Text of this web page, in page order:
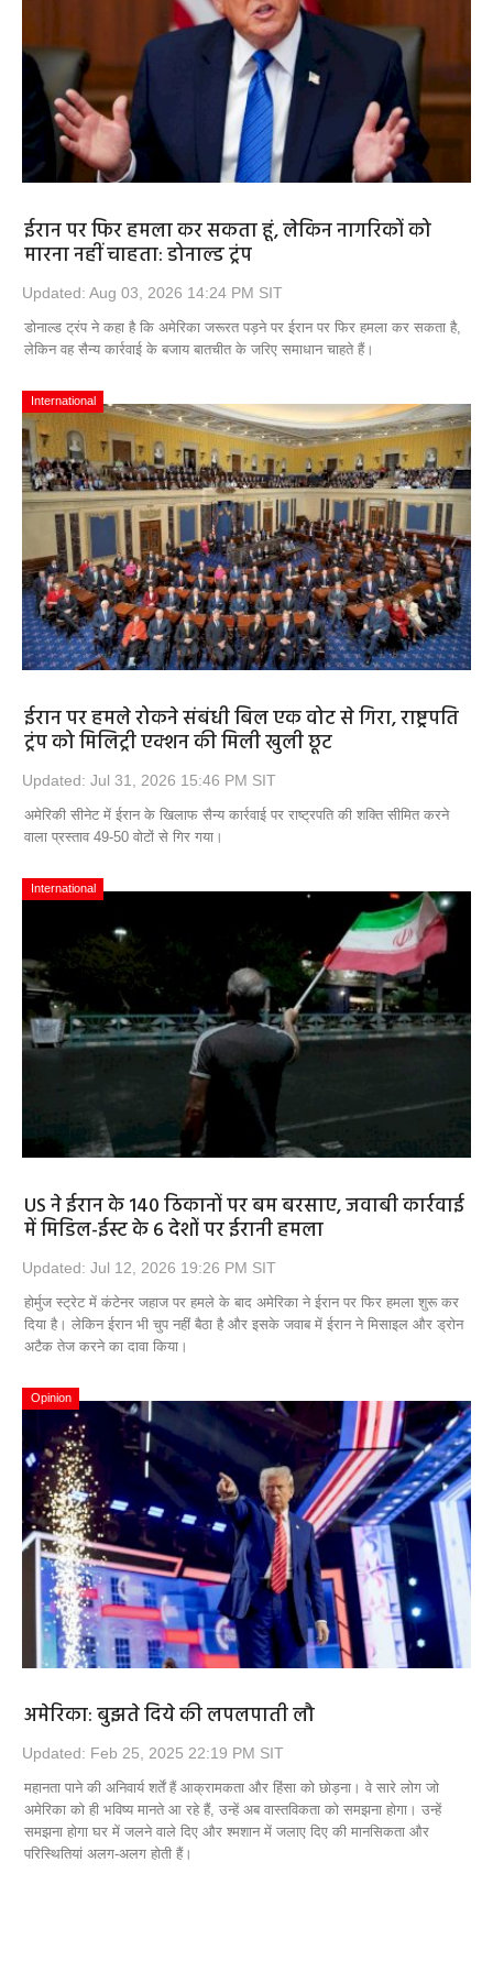
Health & Lifestyle
Photo Gallery
Home
ईरान पर फिर हमला कर सकता हूं, लेकिन नागरिकों को
मारना नहीं चाहता: डोनाल्ड ट्रंप
Updated: Aug 03, 2026 14:24 PM SIT
डोनाल्ड ट्रंप ने कहा है कि अमेरिका जरूरत पड़ने पर ईरान पर फिर हमला कर सकता है,
लेकिन वह सैन्य कार्रवाई के बजाय बातचीत के जरिए समाधान चाहते हैं।
International
ईरान पर हमले रोकने संबंधी बिल एक वोट से गिरा, राष्ट्रपति
ट्रंप को मिलिट्री एक्शन की मिली खुली छूट
Updated: Jul 31, 2026 15:46 PM SIT
अमेरिकी सीनेट में ईरान के खिलाफ सैन्य कार्रवाई पर राष्ट्रपति की शक्ति सीमित करने
वाला प्रस्ताव 49-50 वोटों से गिर गया।
International
US ने ईरान के 140 ठिकानों पर बम बरसाए, जवाबी कार्रवाई
में मिडिल-ईस्ट के 6 देशों पर ईरानी हमला
Updated: Jul 12, 2026 19:26 PM SIT
होर्मुज स्ट्रेट में कंटेनर जहाज पर हमले के बाद अमेरिका ने ईरान पर फिर हमला शुरू कर
दिया है। लेकिन ईरान भी चुप नहीं बैठा है और इसके जवाब में ईरान ने मिसाइल और ड्रोन
अटैक तेज करने का दावा किया।
Opinion
अमेरिका: बुझते दिये की लपलपाती लौ
Updated: Feb 25, 2025 22:19 PM SIT
महानता पाने की अनिवार्य शर्तें हैं आक्रामकता और हिंसा को छोड़ना। वे सारे लोग जो
अमेरिका को ही भविष्य मानते आ रहे हैं, उन्हें अब वास्तविकता को समझना होगा। उन्हें
समझना होगा घर में जलने वाले दिए और श्मशान में जलाए दिए की मानसिकता और
परिस्थितियां अलग-अलग होती हैं।